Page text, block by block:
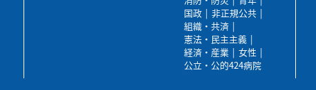
国政
非正規公共
組織・共済
憲法・民主主義
経済・産業
女性
公立・公的424病院